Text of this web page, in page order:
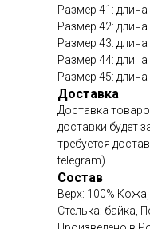
Размер 41:
Размер 42:
Размер 43:
Размер 44:
Размер 45:
Доставка
Доставка
доставки будет
требуется
telegram).
Состав
Верх: 100%
Стелька: байка,